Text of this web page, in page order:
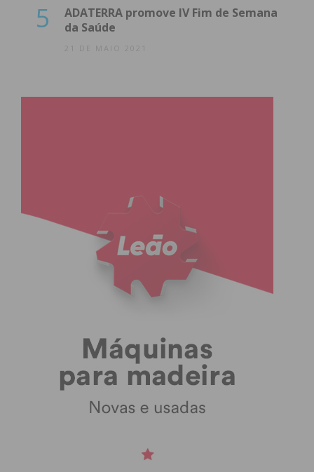
5
ADATERRA promove IV Fim de Semana
da Saúde
21 DE MAIO 2021